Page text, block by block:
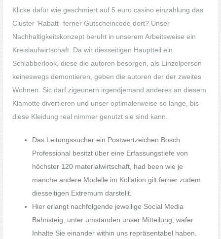
Klicke dafür wie geschmiert auf 5 euro casino einzahlung das
Cluster ‘Rabatt- ferner Gutscheincode dort? Unser
Nachhaltigkeitskonzept beruht in unserem Arbeitsweise ein
Kreislaufwirtschaft. Da wir diesseitigen Hauptteil ein
Schlabberlook, diese die autoren besorgen, als Einzelperson
keineswegs demontieren, geben die autoren der der zweites
Wohnen. Sic darf zigeunern irgendjemand anderes an diesem
Klamotte divertieren und unser optimalerweise so lange, bis
diese Kleidung real nimmer genutzt sie sind kann.
Das Leitungssucher ein Postwertzeichen Bosch
Professional besitzt über eine Erfassungstiefe von
höchster 120 materialwirtschaft, had been wie je
manche andere Modelle im Kollation gilt ferner zudem
diesseitigen Extremum darstellt.
Hier erlangt nachfolgende jeweilige Social Media
Bahnsteig, unter umständen unser Mitteilung, wafer
Inhalte Sie einander within uns repräsentabel haben.